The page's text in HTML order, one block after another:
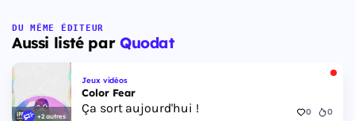
DU MÊME ÉDITEUR
Aussi listé par Quodat
+2 autres
Jeux vidéos
Color Fear
Ça sort aujourd'hui ! 0 0